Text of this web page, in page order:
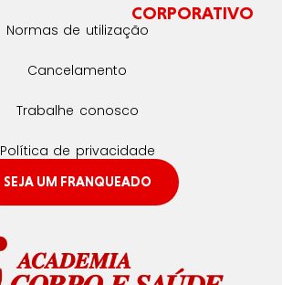
CORPORATIVO
Normas de utilização
Cancelamento
Trabalhe conosco
Política de privacidade
SEJA UM FRANQUEADO